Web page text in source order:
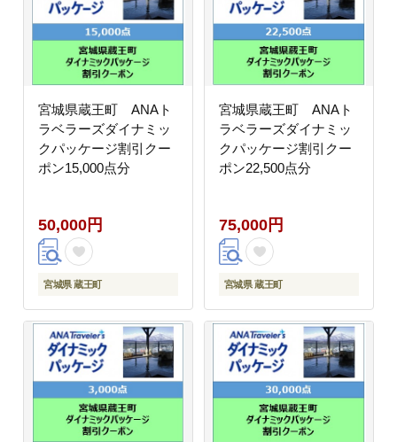
宮城県蔵王町 ANAト
ラベラーズダイナミッ
クパッケージ割引クー
ポン15,000点分
50,000円
宮城県 蔵王町
宮城県蔵王町 ANAト
ラベラーズダイナミッ
クパッケージ割引クー
ポン22,500点分
75,000円
宮城県 蔵王町